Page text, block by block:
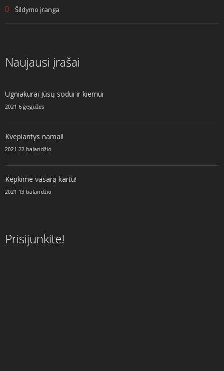
Šildymo įranga
Naujausi įrašai
Ugniakurai Jūsų sodui ir kiemui
2021 6 gegužės
Kvepiantys namai!
2021 22 balandžio
Kepkime vasarą kartu!
2021 13 balandžio
Prisijunkite!